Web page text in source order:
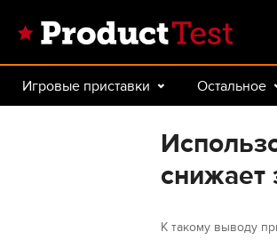
Игровые приставки Остальное
снижает
К такому выводу